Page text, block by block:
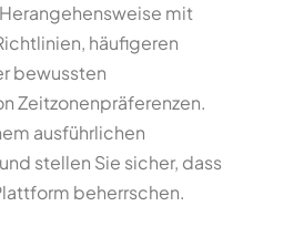
mit
häufigeren
bewussten
Zeitzonenpräferenzen.
ausführlichen
stellen Sie sicher, dass
beherrschen.